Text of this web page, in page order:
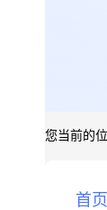
您当前的位
首页